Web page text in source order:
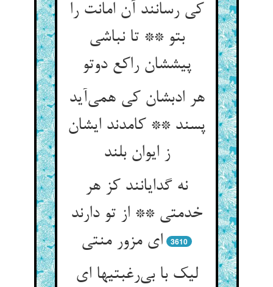
کی رسانند آن امانت را
بتو ** تا نباشی
پیششان راکع دوتو
هر ادبشان کی همی‌آید
پسند ** کامدند ایشان
ز ایوان بلند
نه گدایانند کز هر
خدمتی ** از تو دارند
ای مزور منتی
3610
لیک با بی‌رغبتیها ای